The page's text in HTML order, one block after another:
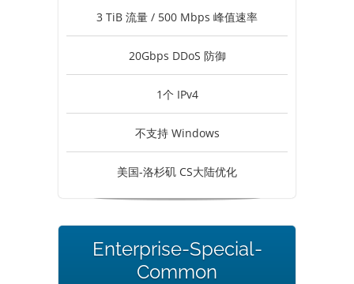
3 TiB 流量 / 500 Mbps 峰值速率
20Gbps DDoS 防御
1个 IPv4
不支持 Windows
美国-洛杉矶 CS大陆优化
Enterprise-Special-
Common